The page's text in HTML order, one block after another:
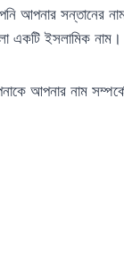
আপনি আপনার সন্তানের
একটি ইসলামিক নাম।
আপনার নাম